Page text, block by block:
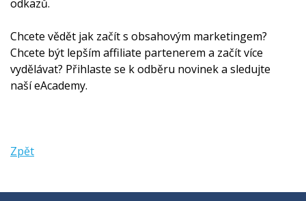
odkazů.
Chcete vědět jak začít s obsahovým marketingem?
Chcete být lepším affiliate partenerem a začít více
vydělávat? Přihlaste se k odběru novinek a sledujte
naší eAcademy.
Zpět